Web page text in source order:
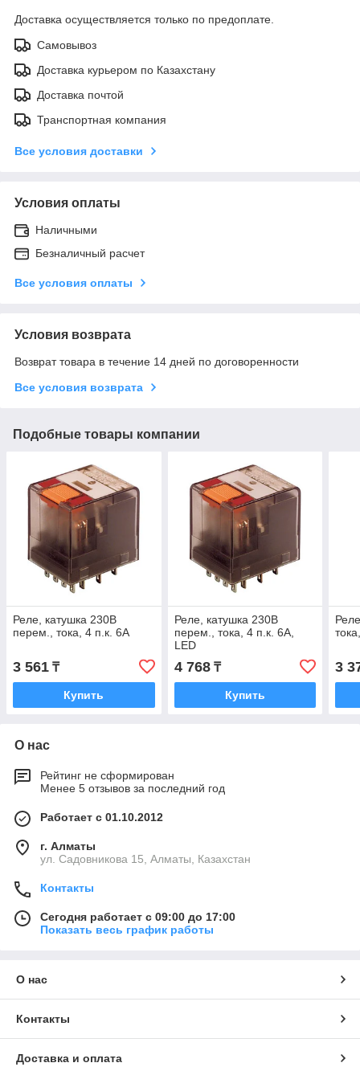
Доставка осуществляется только по предоплате.
Самовывоз
Доставка курьером по Казахстану
Доставка почтой
Транспортная компания
Все условия доставки
Условия оплаты
Наличными
Безналичный расчет
Все условия оплаты
Условия возврата
Возврат товара в течение 14 дней по договоренности
Все условия возврата
Подобные товары компании
Реле, катушка 230В
перем., тока, 4 п.к. 6А
3 561 ₸
Купить
Реле, катушка 230В
перем., тока, 4 п.к. 6А,
LED
4 768₸
Купить
3
О нас
Рейтинг не сформирован
Менее 5 отзывов за последний год
Работает с 01.10.2012
г. Алматы
ул. Садовникова 15, Алматы, Казахстан
Контакты
Сегодня работает с 09:00 до 17:00
Показать весь график работы
О нас
Контакты
Доставка и оплата